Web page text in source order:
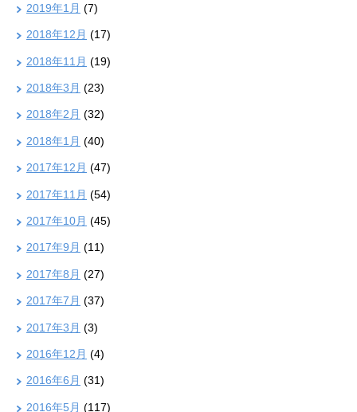
2019年1月 (7)
2018年12月 (17)
2018年11月 (19)
2018年3月 (23)
2018年2月 (32)
2018年1月 (40)
2017年12月 (47)
2017年11月 (54)
2017年10月 (45)
2017年9月 (11)
2017年8月 (27)
2017年7月 (37)
2017年3月 (3)
2016年12月 (4)
2016年6月 (31)
2016年5月 (117)